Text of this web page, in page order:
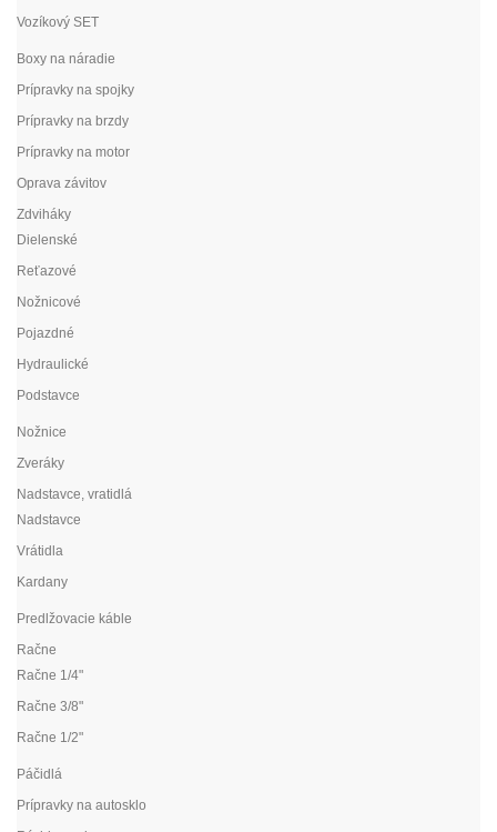
Vozíkový SET
Boxy na náradie
Prípravky na spojky
Prípravky na brzdy
Prípravky na motor
Oprava závitov
Zdviháky
Dielenské
Reťazové
Nožnicové
Pojazdné
Hydraulické
Podstavce
Nožnice
Zveráky
Nadstavce, vratidlá
Nadstavce
Vrátidla
Kardany
Predlžovacie káble
Račne
Račne 1/4"
Račne 3/8"
Račne 1/2"
Páčidlá
Prípravky na autosklo